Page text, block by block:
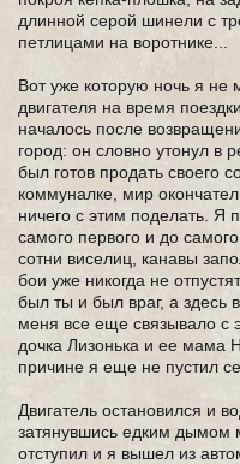
длинной серой шинели с
петлицами на воротнике...
Вот уже которую ночь я не
двигателя на время
началось после
город: он словно утонул в
был готов продать своего
коммуналке, мир
ничего с этим поделать. Я
самого первого и до
сотни виселиц, канавы
бои уже никогда не
был ты и был враг, а здесь
меня все еще связывало с
дочка Лизонька и ее мама
причине я еще не пустил
Двигатель остановился и
затянувшись едким дымом
отступил и я вышел из